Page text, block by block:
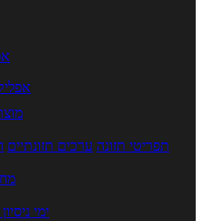
תפריטי תזונה ערכים תזונתיים
5 ימי